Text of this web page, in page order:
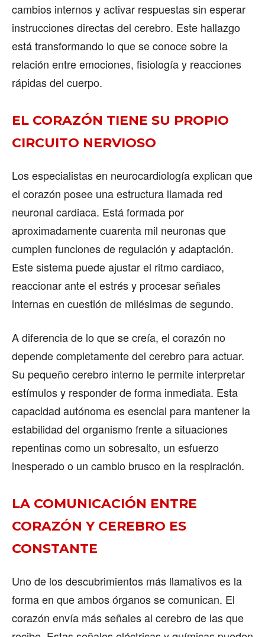
cambios internos y activar respuestas sin esperar
instrucciones directas del cerebro. Este hallazgo
está transformando lo que se conoce sobre la
relación entre emociones, fisiología y reacciones
rápidas del cuerpo.
EL CORAZÓN TIENE SU PROPIO
CIRCUITO NERVIOSO
Los especialistas en neurocardiología explican que
el corazón posee una estructura llamada red
neuronal cardiaca. Está formada por
aproximadamente cuarenta mil neuronas que
cumplen funciones de regulación y adaptación.
Este sistema puede ajustar el ritmo cardiaco,
reaccionar ante el estrés y procesar señales
internas en cuestión de milésimas de segundo.
A diferencia de lo que se creía, el corazón no
depende completamente del cerebro para actuar.
Su pequeño cerebro interno le permite interpretar
estímulos y responder de forma inmediata. Esta
capacidad autónoma es esencial para mantener la
estabilidad del organismo frente a situaciones
repentinas como un sobresalto, un esfuerzo
inesperado o un cambio brusco en la respiración.
LA COMUNICACIÓN ENTRE
CORAZÓN Y CEREBRO ES
CONSTANTE
Uno de los descubrimientos más llamativos es la
forma en que ambos órganos se comunican. El
corazón envía más señales al cerebro de las que